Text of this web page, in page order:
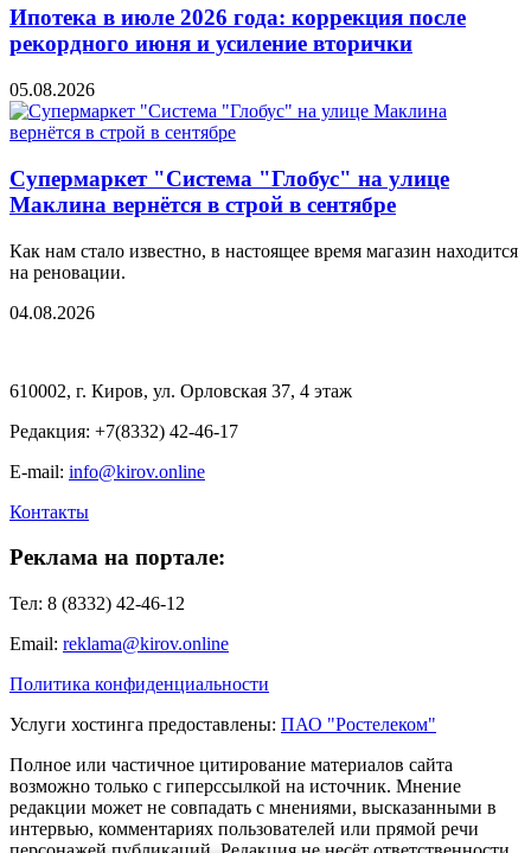
Ипотека в июле 2026 года: коррекция после
рекордного июня и усиление вторички
05.08.2026
Супермаркет "Система "Глобус" на улице
Маклина вернётся в строй в сентябре
Как нам стало известно, в настоящее время магазин находится
на реновации.
04.08.2026
610002, г. Киров, ул. Орловская 37, 4 этаж
Редакция: +7(8332) 42-46-17
E-mail: info@kirov.online
Контакты
Реклама на портале:
Тел: 8 (8332) 42-46-12
Email: reklama@kirov.online
Политика конфиденциальности
Услуги хостинга предоставлены: ПАО "Ростелеком"
Полное или частичное цитирование материалов сайта
возможно только с гиперссылкой на источник. Мнение
редакции может не совпадать с мнениями, высказанными в
интервью, комментариях пользователей или прямой речи